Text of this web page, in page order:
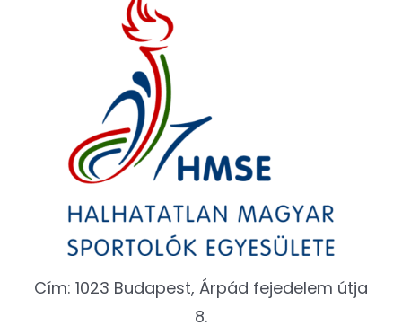
Cím: 1023 Budapest, Árpád fejedelem útja
8.